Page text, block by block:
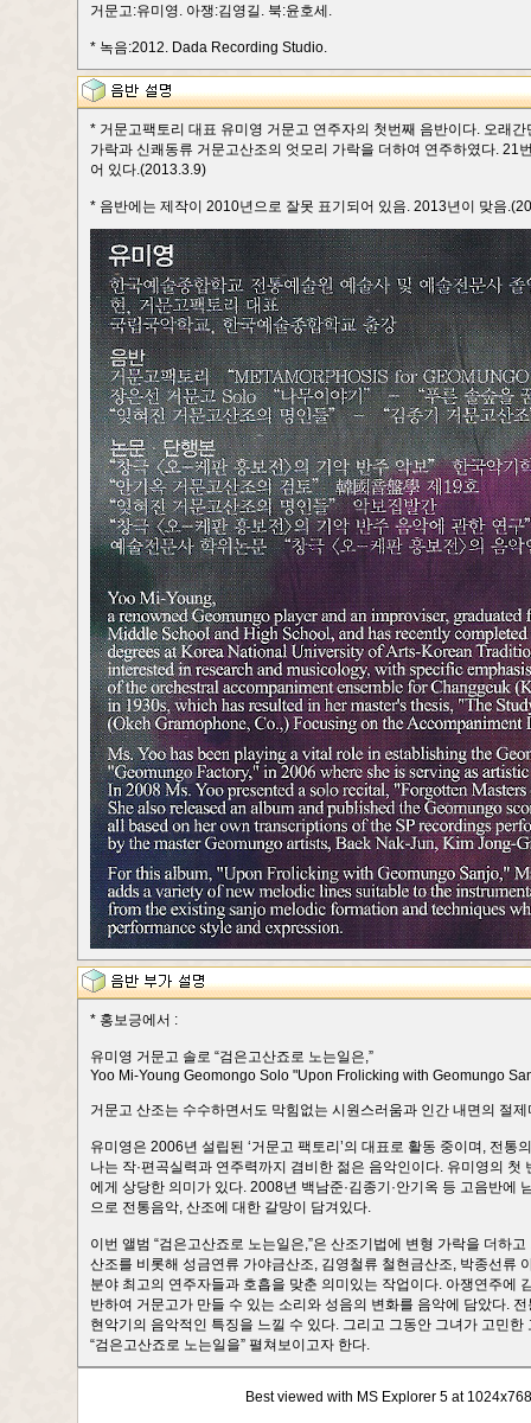
거문고:유미영. 아쟁:김영길. 북:윤호세.
* 녹음:2012. Dada Recording Studio.
* 거문고팩토리 대표 유미영 거문고 연주자의 첫번째 음반이다. 오래
가락과 신쾌동류 거문고산조의 엇모리 가락을 더하여 연주하였다.
어 있다.(2013.3.9)
* 음반에는 제작이 2010년으로 잘못 표기되어 있음. 2013년이 맞음
* 홍보긍에서 :
유미영 거문고 솔로 “검은고산죠로 노는일은,”
Yoo Mi-Young Geomongo Solo "Upon Frolicking with Geomungo
거문고 산조는 수수하면서도 막힘없는 시원스러움과 인간 내면의 절
유미영은 2006년 설립된 ‘거문고 팩토리’의 대표로 활동 중이며, 전
나는 작·편곡실력과 연주력까지 겸비한 젊은 음악인이다. 유미영의
에게 상당한 의미가 있다. 2008년 백남준·김종기·안기옥 등 고음반에
으로 전통음악, 산조에 대한 갈망이 담겨있다.
이번 앨범 “검은고산죠로 노는일은,”은 산조기법에 변형 가락을 더하
산조를 비롯해 성금연류 가야금산조, 김영철류 철현금산조, 박종선류
분야 최고의 연주자들과 호흡을 맞춘 의미있는 작업이다. 아쟁연주에
반하여 거문고가 만들 수 있는 소리와 성음의 변화를 음악에 담았다.
현악기의 음악적인 특징을 느낄 수 있다. 그리고 그동안 그녀가 고민
“검은고산죠로 노는일을” 펼쳐보이고자 한다.
Best viewed with MS Explorer 5 at